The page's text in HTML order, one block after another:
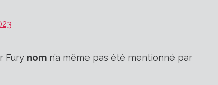
Fury nom n’a même pas été mentionné par